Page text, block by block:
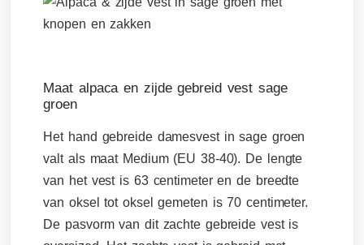
Maat alpaca en zijde gebreid vest sage
groen
Het hand gebreide damesvest in sage groen
valt als maat Medium (EU 38-40). De lengte
van het vest is 63 centimeter en de breedte
van oksel tot oksel gemeten is 70 centimeter.
De pasvorm van dit zachte gebreide vest is